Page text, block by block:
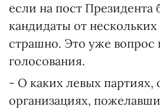
если на пост Президента
кандидаты от
страшно. Это уже вопрос
голосования.
- О каких левых партиях,
организациях,